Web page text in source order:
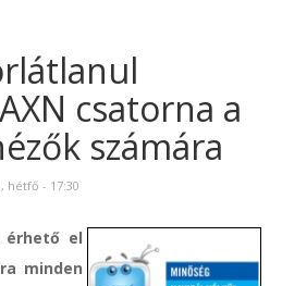
csatorna a
számára
hétfő - 17:30
érhető el
minden